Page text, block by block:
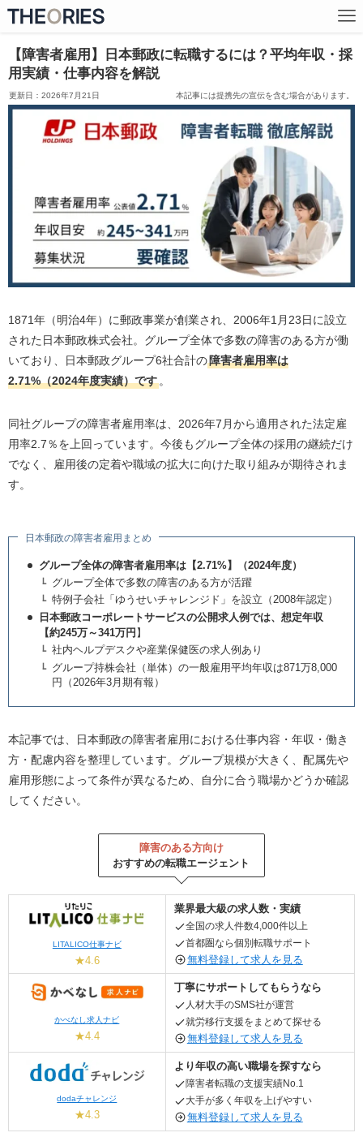
【障害者雇用】日本郵政に転職するには？平均年収・採
用実績・仕事内容を解説
本記事には提携先の宣伝を含む場合があります。
2026年7月21日
1871年（明治4年）に郵政事業が創業され、2006年1月23日に設立
された日本郵政株式会社。グループ全体で多数の障害のある方が働
いており、日本郵政グループ6社合計の障害者雇用率は
2.71%（2024年度実績）です。
同社グループの障害者雇用率は、2026年7月から適用された法定雇
用率2.7％を上回っています。今後もグループ全体の採用の継続だけ
でなく、雇用後の定着や職域の拡大に向けた取り組みが期待されま
す。
日本郵政の障害者雇用まとめ
グループ全体の障害者雇用率は【2.71%】（2024年度）
グループ全体で多数の障害のある方が活躍
特例子会社「ゆうせいチャレンジド」を設立（2008年認定）
日本郵政コーポレートサービスの公開求人例では、想定年収
【約245万～341万円 】
社内ヘルプデスクや産業保健医の求人例あり
グループ持株会社（単体）の一般雇用平均年収は871万8,000
円（2026年3月期有報）
本記事では、日本郵政の障害者雇用における仕事内容・年収・働き
方・配慮内容を整理しています。グループ規模が大きく、配属先や
雇用形態によって条件が異なるため、自分に合う職場かどうか確認
してください。
障害のある方向け
おすすめの転職エージェント
LITALICO仕事ナビ
★4.6
業界最大級の求人数・実績
全国の求人件数4,000件以上
首都圏なら個別転職サポート
無料登録して求人を見る
かべなし求人ナビ
★4.4
丁寧にサポートしてもらうなら
人材大手のSMS社が運営
就労移行支援をまとめて探せる
無料登録して求人を見る
dodaチャレンジ
★4.3
より年収の高い職場を探すなら
障害者転職の支援実績No.1
大手が多く年収を上げやすい
無料登録して求人を見る